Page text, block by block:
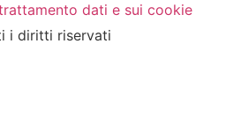
dati e sui cookie
i diritti riservati